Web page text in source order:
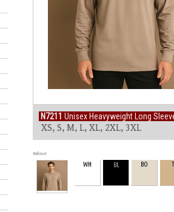
N7211 Unisex Heavyweight Long
XS, S, M, L, XL, 2XL, 3XL
Rollover
WH BL BO T